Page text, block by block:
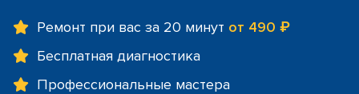
Ремонт при вас за 20 минут от 490 ₽
Бесплатная диагностика
Профессиональные мастера